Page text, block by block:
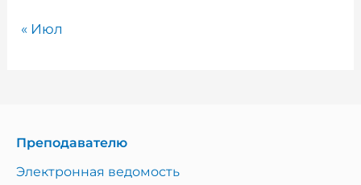
« Июл
Преподавателю
Электронная ведомость